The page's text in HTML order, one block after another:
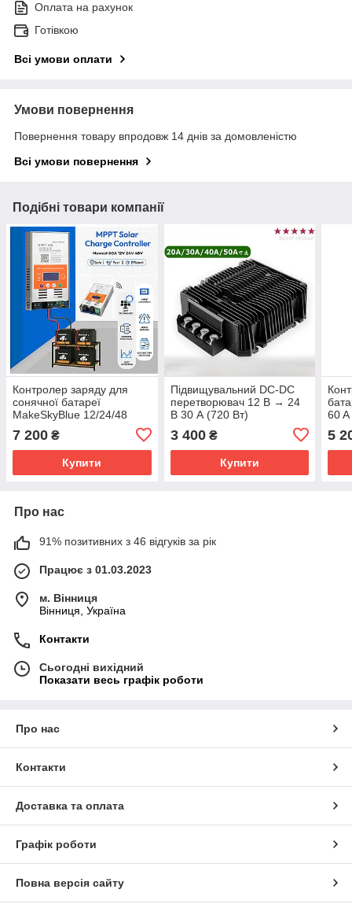
Оплата на рахунок
Готівкою
Всі умови оплати
Умови повернення
Повернення товару впродовж 14 днів за домовленістю
Всі умови повернення
Подібні товари компанії
Контролер заряду для
сонячної батареї
MakeSkyBlue 12/24/48
V124 з wi-fi
7 200 ₴
Купити
Підвищувальний DC-DC
перетворювач 12 В → 24
В 30 А (720 Вт)
3 400₴
Купити
60
5
Про нас
91% позитивних з 46 відгуків за рік
Працює з 01.03.2023
м. Вінниця
Вінниця, Україна
Контакти
Сьогодні вихідний
Показати весь графік роботи
Про нас
Контакти
Доставка та оплата
Графік роботи
Повна версія сайту